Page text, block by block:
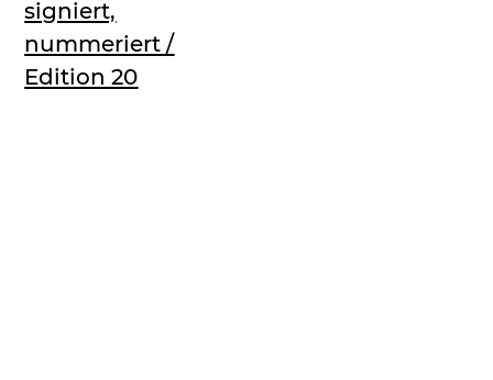
signiert,
nummeriert /
Edition 20